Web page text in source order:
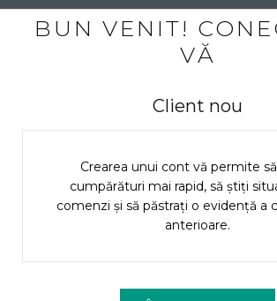
BUN VENIT!
VĂ
Client nou
Crearea unui cont vă permite
cumpărături mai rapid, să știți
comenzi și să păstrați o evidență a
anterioare.